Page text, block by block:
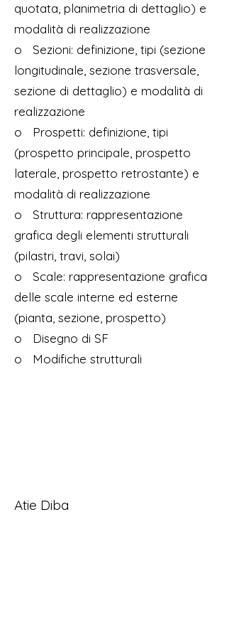
quotata, planimetria di dettaglio) e
modalità di realizzazione
o Sezioni: definizione, tipi (sezione
longitudinale, sezione trasversale,
sezione di dettaglio) e modalità di
realizzazione
o Prospetti: definizione, tipi
(prospetto principale, prospetto
laterale, prospetto retrostante) e
modalità di realizzazione
o Struttura: rappresentazione
grafica degli elementi strutturali
(pilastri, travi, solai)
o Scale: rappresentazione grafica
delle scale interne ed esterne
(pianta, sezione, prospetto)
o Disegno di SF
o Modifiche strutturali
Atie Diba